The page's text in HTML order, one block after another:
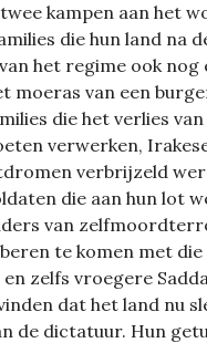
kampen aan het
die hun land na
het regime ook nog
moeras van een
die het verlies
verwerken,
verbrijzeld
die aan hun lot
van
te komen met
zelfs vroegere
dat het land nu
de dictatuur. Hun